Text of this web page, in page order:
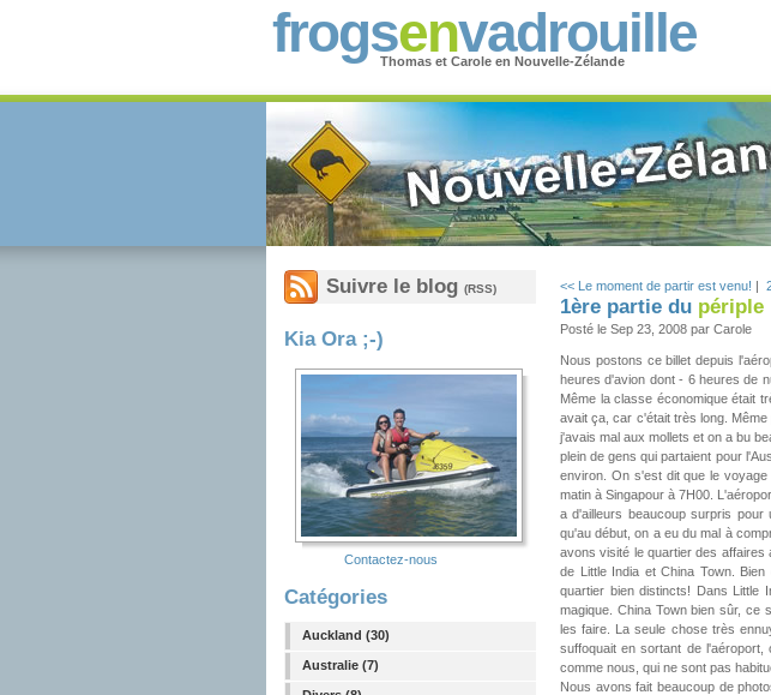
frogsenvadrouille
Thomas et Carole en Nouvelle-Zélande
Suivre le blog (RSS)
Kia Ora ;-)
Contactez-nous
Catégories
Auckland (30)
Australie (7)
<< Le moment de partir est venu! |
1ère partie du périple
Posté le Sep 23, 2008 par Carole
Nous postons ce billet depuis
heures d'avion dont - 6 heures de
Même la classe économique était
avait ça, car c'était très long.
j'avais mal aux mollets et on a bu
plein de gens qui partaient pour
environ. On s'est dit que le
matin à Singapour à 7H00.
a d'ailleurs beaucoup surpris pour
qu'au début, on a eu du mal à
avons visité le quartier des affaires
de Little India et China Town.
quartier bien distincts! Dans Little
magique. China Town bien sûr, ce
les faire. La seule chose très
suffoquait en sortant de l'aéroport,
comme nous, qui ne sont pas
Nous avons fait beaucoup de